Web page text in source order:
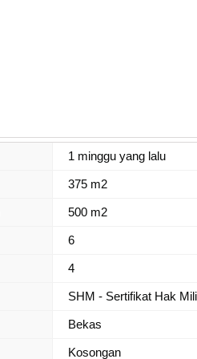
1 minggu yang lalu
375 m2
500 m2
6
4
SHM - Sertifikat Hak
Bekas
Kosongan